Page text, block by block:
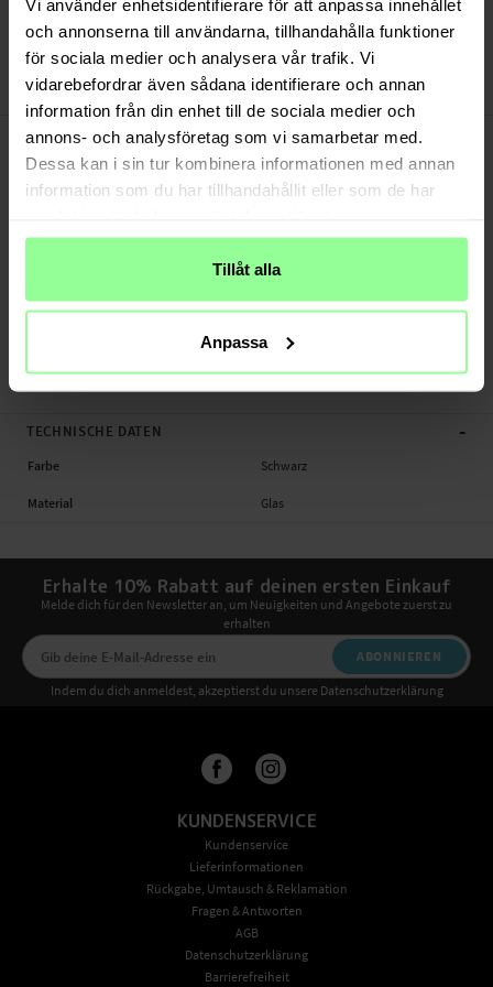
Vi använder enhetsidentifierare för att anpassa innehållet
och annonserna till användarna, tillhandahålla funktioner
för sociala medier och analysera vår trafik. Vi
vidarebefordrar även sådana identifierare och annan
information från din enhet till de sociala medier och
annons- och analysföretag som vi samarbetar med.
Dessa kan i sin tur kombinera informationen med annan
information som du har tillhandahållit eller som de har
Tillåt alla
Anpassa
Bezahle sicher via Klarna oder PayPal
30 Tage Rückgaberecht
Art number:29857 Spigen
PRODUKTBESCHREIBUNG
Panzerglas mit Positionierungsrahmen für iPhone 11.
Produktart: Panzerglas mit Positionierungsrahmen
Material: Glas
TECHNISCHE DATEN -
Farbe Schwarz
Material Glas
Erhalte 10% Rabatt auf deinen ersten Einkauf
Melde dich für den Newsletter an, um Neuigkeiten und Angebote zuerst zu
erhalten
ABONNIEREN
Indem du dich anmeldest, akzeptierst du unsere Datenschutzerklärung
KUNDENSERVICE
Kundenservice
Lieferinformationen
Rückgabe, Umtausch & Reklamation
Fragen & Antworten
AGB
Datenschutzerklärung
Barrierefreiheit